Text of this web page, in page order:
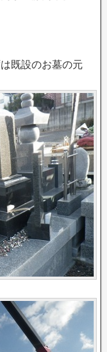
既設のお墓の元